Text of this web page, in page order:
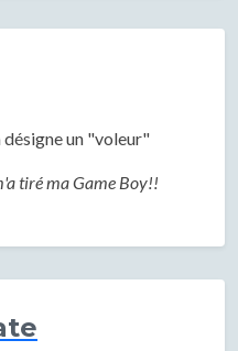
un "voleur"
tiré ma Game Boy!!